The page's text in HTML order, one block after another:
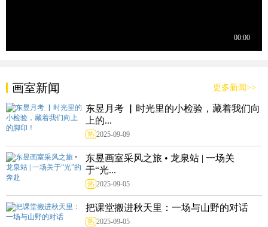
画室新闻 更多新闻>>
东昱月考 ▏时光里的小检验，藏着我们向
上的...
热 2025-09-09
东昱画室采风之旅 • 龙泉站 | 一场关
于“光...
热 2025-09-05
把课堂搬进秋天里：一场与山野的对话
热 2025-09-05